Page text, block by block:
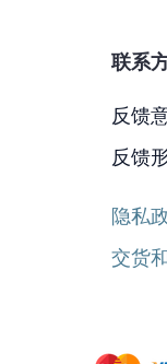
联系
反馈
反馈
隐私
交货